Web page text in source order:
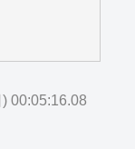
00:05:16.08